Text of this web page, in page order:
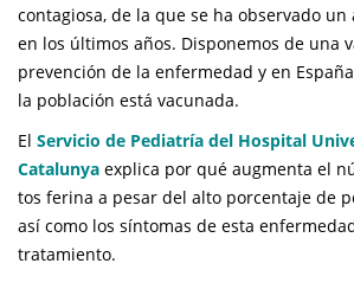
de
la
vacunación
en
los
pequeños?
contagiosa, de la que se ha observado un
en los últimos años. Disponemos de una
prevención de la enfermedad y en
la población está vacunada.
El Servicio de Pediatría del Hospital
Catalunya explica por qué augmenta el
tos ferina a pesar del alto porcentaje de
así como los síntomas de esta
tratamiento.